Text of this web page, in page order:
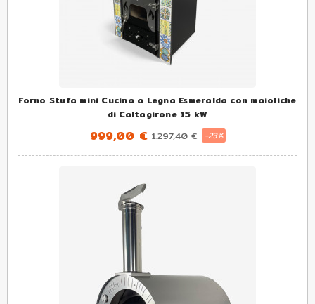
Forno Stufa mini Cucina a Legna Esmeralda con maioliche
di Caltagirone 15 kW
999,00 € 1.297,40 € -23%